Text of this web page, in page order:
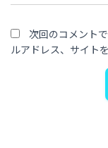
次回のコメント
ルアドレス、サイト